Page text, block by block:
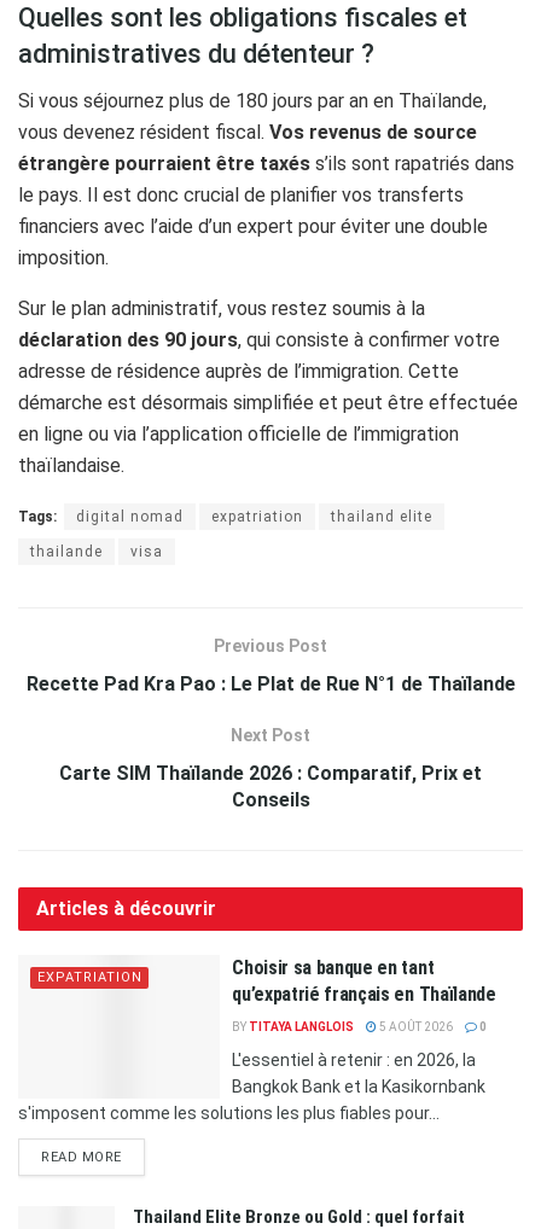
Quelles sont les obligations fiscales et
administratives du détenteur ?
Si vous séjournez plus de 180 jours par an en Thaïlande,
vous devenez résident fiscal. Vos revenus de source
étrangère pourraient être taxés s’ils sont rapatriés dans
le pays. Il est donc crucial de planifier vos transferts
financiers avec l’aide d’un expert pour éviter une double
imposition.
Sur le plan administratif, vous restez soumis à la
déclaration des 90 jours, qui consiste à confirmer votre
adresse de résidence auprès de l’immigration. Cette
démarche est désormais simplifiée et peut être effectuée
en ligne ou via l’application officielle de l’immigration
thaïlandaise.
Tags: digital nomad expatriation thailand elite
thailande visa
Previous Post
Recette Pad Kra Pao : Le Plat de Rue N°1 de Thaïlande
Next Post
Carte SIM Thaïlande 2026 : Comparatif, Prix et
Conseils
Articles à découvrir
EXPATRIATION
Choisir sa banque en tant
qu’expatrié français en Thaïlande
BY TITAYA LANGLOIS 5 AOÛT 2026 0
L'essentiel à retenir : en 2026, la
Bangkok Bank et la Kasikornbank
s'imposent comme les solutions les plus fiables pour...
READ MORE
Thailand Elite Bronze ou Gold : quel forfait